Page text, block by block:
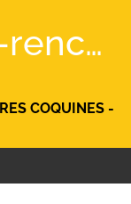
meilleurs-sites-rencontre.fr
COQUINES -